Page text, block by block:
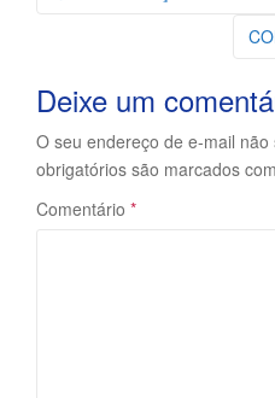
Deixe um
O seu endereço de e-mail não
obrigatórios são marcados com
Comentário *